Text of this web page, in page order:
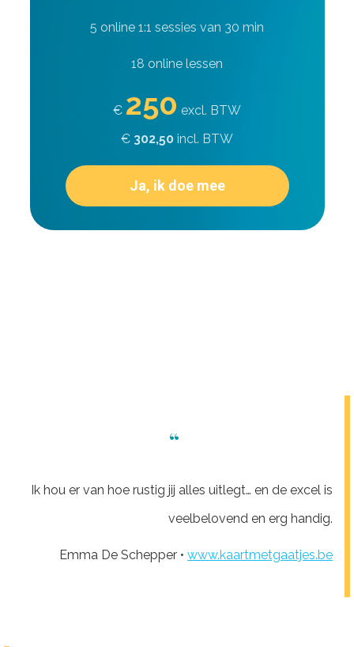
5 online 1:1 sessies van 30 min
18 online lessen
€ 250 excl. BTW
€ 302,50 incl. BTW
Ja, ik doe mee
“
Ik hou er van hoe rustig jij alles uitlegt… en de excel is
veelbelovend en erg handig.
Emma De Schepper • www.kaartmetgaatjes.be